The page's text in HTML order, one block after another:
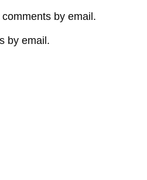
by email.
by email.